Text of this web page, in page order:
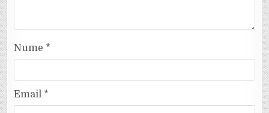
Nume *
Email *